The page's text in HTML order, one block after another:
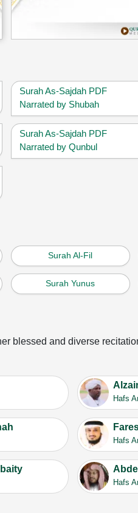
Surah As-Sajdah PDF
Narrated by Shubah
Surah As-Sajdah PDF
Narrated by Qunbul
Surah Al-Fil
Surah Yunus
blessed and diverse
Hafs
Hafs
Hafs